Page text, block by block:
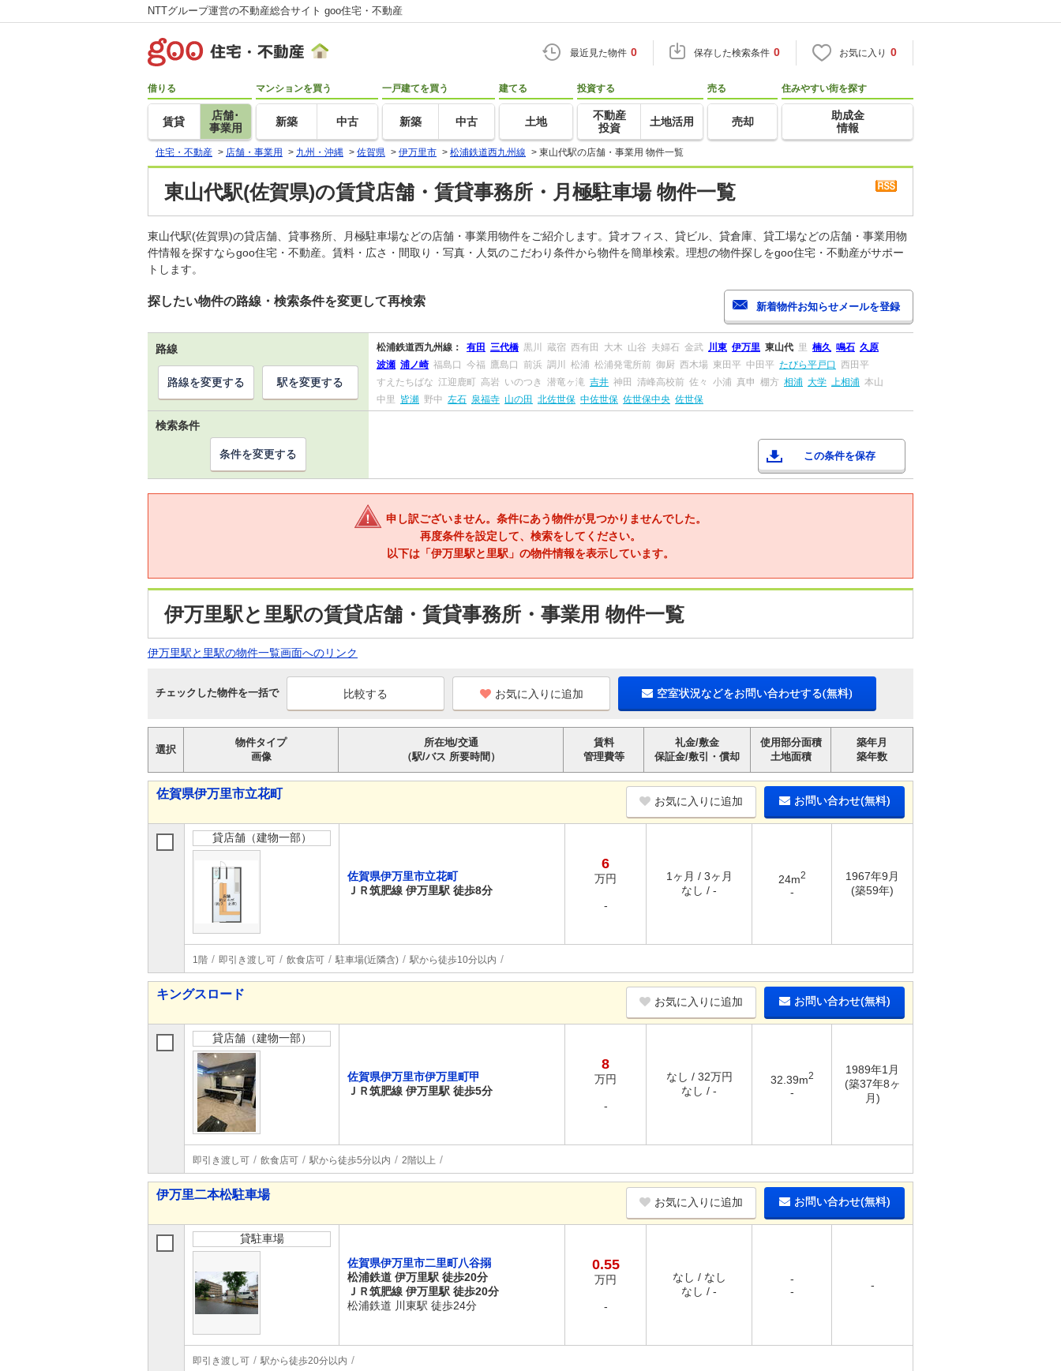
NTTグループ運営の不動産総合サイト goo住宅・不動産
最近見た物件 0 保存した検索条件 0 お気に入り 0
借りる
賃貸
店舗･
事業用
マンションを買う
新築 中古
一戸建てを買う
新築 中古
建てる
土地
投資する
不動産
投資
土地活用
売る
売却
住みやすい街を探す
助成金
情報
住宅・不動産 > 店舗・事業用 > 九州・沖縄 > 佐賀県 > 伊万里市 > 松浦鉄道西九州線 > 東山代駅の店舗・事業用 物件一覧
東山代駅(佐賀県)の賃貸店舗・賃貸事務所・月極駐車場 物件一覧
東山代駅(佐賀県)の貸店舗、貸事務所、月極駐車場などの店舗・事業用物件をご紹介します。貸オフィス、貸ビル、貸倉庫、貸工場などの店舗・事業用物
件情報を探すならgoo住宅・不動産。賃料・広さ・間取り・写真・人気のこだわり条件から物件を簡単検索。理想の物件探しをgoo住宅・不動産がサポー
トします。
探したい物件の路線・検索条件を変更して再検索
路線 松浦鉄道西九州線： 有田 三代橋 黒川 蔵宿 西有田 大木 山谷 夫婦石 金武 川東 伊万里 東山代 里 楠久 鳴石 久原
波瀬 浦ノ崎 福島口 今福 鷹島口 前浜 調川 松浦 松浦発電所前 御厨 西木場 東田平 中田平 たびら平戸口 西田平
すえたちばな 江迎鹿町 高岩 いのつき 潜竜ヶ滝 吉井 神田 清峰高校前 佐々 小浦 真申 棚方 相浦 大学 上相浦 本山
中里
皆瀬 野中 左石 泉福寺 山の田 北佐世保 中佐世保 佐世保中央 佐世保
路線を変更する 駅を変更する
検索条件
この条件を保存
条件を変更する
申し訳ございません。条件にあう物件が見つかりませんでした。
再度条件を設定して、検索をしてください。
以下は「伊万里駅と里駅」の物件情報を表示しています。
伊万里駅と里駅の賃貸店舗・賃貸事務所・事業用 物件一覧
伊万里駅と里駅の物件一覧画面へのリンク
チェックした物件を一括で お気に入りに追加 空室状況などをお問い合わせする(無料)
選択
物件タイプ
画像
所在地/交通
（駅/バス 所要時間）
賃料
管理費等
礼金/敷金
保証金/敷引・償却
使用部分面積
土地面積
築年月
築年数
佐賀県伊万里市立花町
お気に入りに追加 お問い合わせ(無料)
貸店舗（建物一部）
佐賀県伊万里市立花町
ＪＲ筑肥線 伊万里駅 徒歩8分
6
万円
-
1ヶ月 / 3ヶ月
なし / -
24m2
-
1967年9月
(築59年)
1階 即引き渡し可 飲食店可 駐車場(近隣含) 駅から徒歩10分以内
キングスロード
お気に入りに追加 お問い合わせ(無料)
貸店舗（建物一部）
佐賀県伊万里市伊万里町甲
ＪＲ筑肥線 伊万里駅 徒歩5分
8
万円
-
なし / 32万円
なし / -
32.39m2
-
1989年1月
(築37年8ヶ
月)
即引き渡し可 飲食店可 駅から徒歩5分以内 2階以上
伊万里二本松駐車場
お気に入りに追加 お問い合わせ(無料)
貸駐車場
佐賀県伊万里市二里町八谷搦
松浦鉄道 伊万里駅 徒歩20分
ＪＲ筑肥線 伊万里駅 徒歩20分
松浦鉄道 川東駅 徒歩24分
0.55
万円
-
なし / なし
なし / -
-
-
-
即引き渡し可 駅から徒歩20分以内